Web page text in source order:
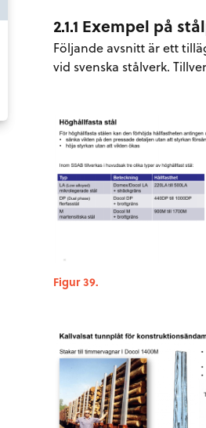
2.1.1 Exempel på
Följande avsnitt är ett
vid svenska stålverk.
Figur 39.